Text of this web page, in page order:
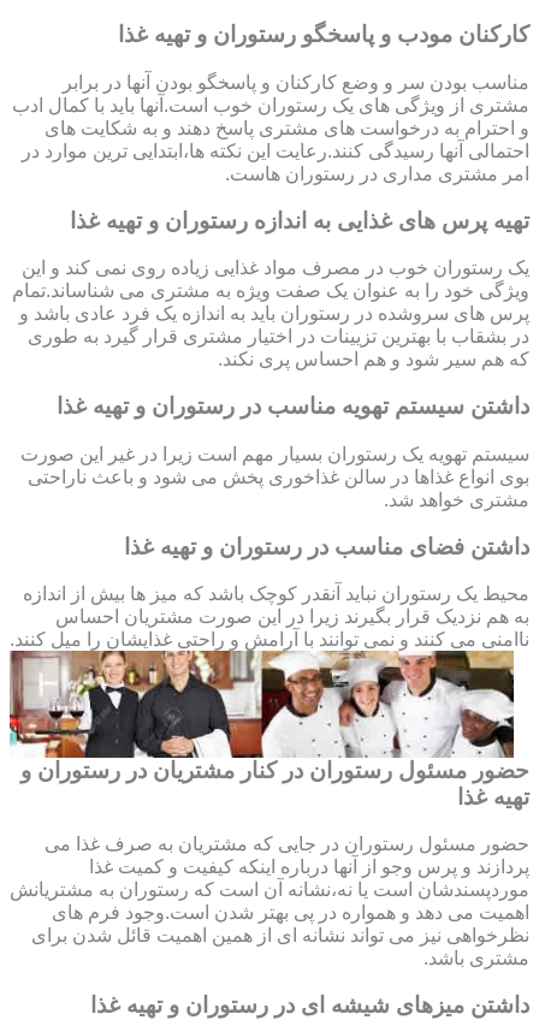
کارکنان مودب و پاسخگو رستوران و تهیه غذا
مناسب بودن سر و وضع کارکنان و پاسخگو بودن آنها در برابر
مشتری از ویژگی های یک رستوران خوب است.آنها باید با کمال ادب
و احترام به درخواست های مشتری پاسخ دهند و به شکایت های
احتمالی آنها رسیدگی کنند.رعایت این نکته ها،ابتدایی ترین موارد در
امر مشتری مداری در رستوران هاست.
تهیه پرس های غذایی به اندازه رستوران و تهیه غذا
یک رستوران خوب در مصرف مواد غذایی زیاده روی نمی کند و این
ویژگی خود را به عنوان یک صفت ویژه به مشتری می شناساند.تمام
پرس های سروشده در رستوران باید به اندازه یک فرد عادی باشد و
در بشقاب با بهترین تزیینات در اختیار مشتری قرار گیرد به طوری
که هم سیر شود و هم احساس پری نکند.
داشتن سیستم تهویه مناسب در رستوران و تهیه غذا
سیستم تهویه یک رستوران بسیار مهم است زیرا در غیر این صورت
بوی انواع غذاها در سالن غذاخوری پخش می شود و باعث ناراحتی
مشتری خواهد شد.
داشتن فضای مناسب در رستوران و تهیه غذا
محیط یک رستوران نباید آنقدر کوچک باشد که میز ها بیش از اندازه
به هم نزدیک قرار بگیرند زیرا در این صورت مشتریان احساس
ناامنی می کنند و نمی توانند با آرامش و راحتی غذایشان را میل کنند.
حضور مسئول رستوران در کنار مشتریان در رستوران و
تهیه غذا
حضور مسئول رستوران در جایی که مشتریان به صرف غذا می
پردازند و پرس وجو از آنها درباره اینکه کیفیت و کمیت غذا
موردپسندشان است یا نه،نشانه آن است که رستوران به مشتریانش
اهمیت می دهد و همواره در پی بهتر شدن است.وجود فرم های
نظرخواهی نیز می تواند نشانه ای از همین اهمیت قائل شدن برای
مشتری باشد.
داشتن میزهای شیشه ای در رستوران و تهیه غذا